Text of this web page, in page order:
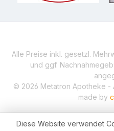
Alle Preise inkl. gesetzl.
und ggf.
© 2026 Metatron Apotheke -
made by
Diese Website verwendet